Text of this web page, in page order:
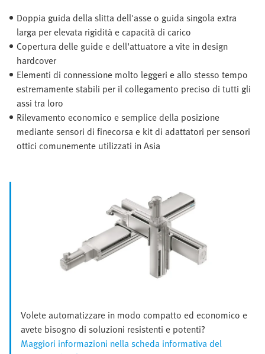
Doppia guida della slitta dell'asse o guida singola extra
larga per elevata rigidità e capacità di carico
Copertura delle guide e dell'attuatore a vite in design
hardcover
Elementi di connessione molto leggeri e allo stesso tempo
estremamente stabili per il collegamento preciso di tutti gli
assi tra loro
Rilevamento economico e semplice della posizione
mediante sensori di finecorsa e kit di adattatori per sensori
ottici comunemente utilizzati in Asia
Volete automatizzare in modo compatto ed economico e
avete bisogno di soluzioni resistenti e potenti?
Maggiori informazioni nella scheda informativa del